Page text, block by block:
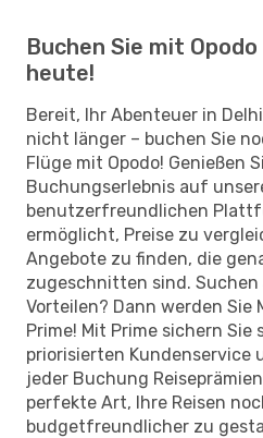
Buchen Sie mit
heute!
Bereit, Ihr Abenteuer in
nicht länger – buchen Sie
Flüge mit Opodo! Genießen
Buchungserlebnis auf
benutzerfreundlichen
ermöglicht, Preise zu
Angebote zu finden, die
zugeschnitten sind. Suchen
Vorteilen? Dann werden Sie
Prime! Mit Prime sichern Sie
priorisierten Kundenservice
jeder Buchung
perfekte Art, Ihre Reisen
budgetfreundlicher zu